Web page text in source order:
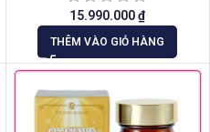
15.990.000₫
THÊM VÀO GIỎ HÀNG